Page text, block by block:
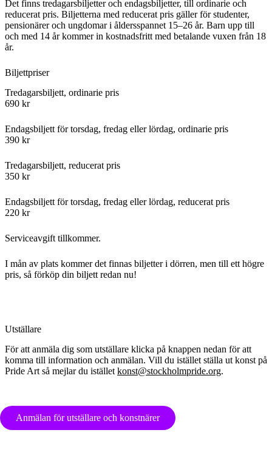
Det finns tredagarsbiljetter och endagsbiljetter, till ordinarie och
reducerat pris. Biljetterna med reducerat pris gäller för studenter,
pensionärer och ungdomar i åldersspannet 15–26 år. Barn upp till
och med 14 år kommer in kostnadsfritt med betalande vuxen från 18
år.
Biljettpriser
Tredagarsbiljett, ordinarie pris
690 kr
Endagsbiljett för torsdag, fredag eller lördag, ordinarie pris
390 kr
Tredagarsbiljett, reducerat pris
350 kr
Endagsbiljett för torsdag, fredag eller lördag, reducerat pris
220 kr
Serviceavgift tillkommer.
I mån av plats kommer det finnas biljetter i dörren, men till ett högre
pris, så förköp din biljett redan nu!
Utställare
För att anmäla dig som utställare klicka på knappen nedan för att
komma till information och anmälan. Vill du istället ställa ut konst på
Pride Art så mejlar du istället konst@stockholmpride.org.
Anmälan för utställare och konstnärer